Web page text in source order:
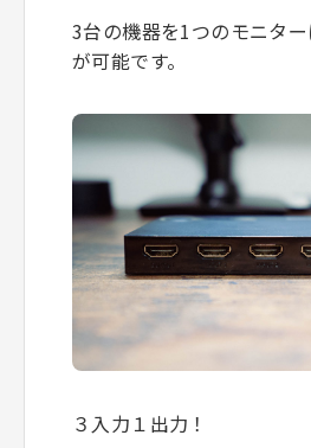
3台の機器を1つのモニタ
が可能です。
３入力１出力！